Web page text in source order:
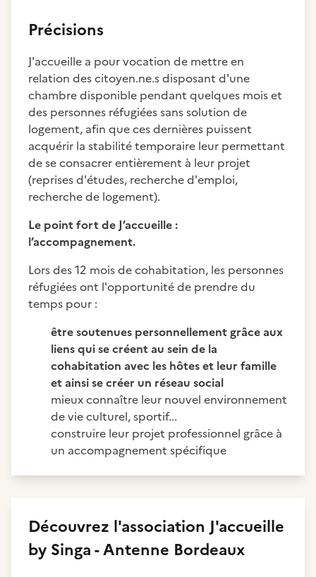
Précisions
J'accueille a pour vocation de mettre en
relation des citoyen.ne.s disposant d'une
chambre disponible pendant quelques mois et
des personnes réfugiées sans solution de
logement, afin que ces dernières puissent
acquérir la stabilité temporaire leur permettant
de se consacrer entièrement à leur projet
(reprises d'études, recherche d'emploi,
recherche de logement).
Le point fort de J’accueille :
l’accompagnement.
Lors des 12 mois de cohabitation, les personnes
réfugiées ont l'opportunité de prendre du
temps pour :
être soutenues personnellement grâce aux
liens qui se créent au sein de la
cohabitation avec les hôtes et leur famille
et ainsi se créer un réseau social
mieux connaître leur nouvel environnement
de vie culturel, sportif...
construire leur projet professionnel grâce à
un accompagnement spécifique
Découvrez l'association J'accueille
by Singa - Antenne Bordeaux